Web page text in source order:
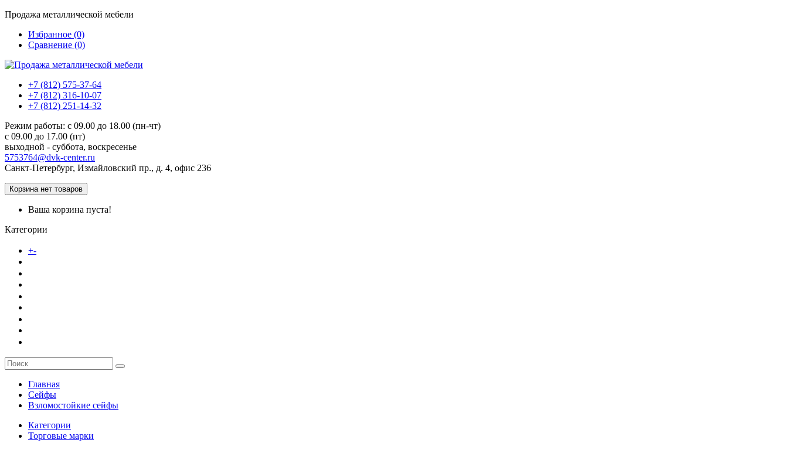
Продажа металлической мебели
Избранное (0)
Сравнение (0)
+7 (812) 575-37-64
+7 (812) 316-10-07
+7 (812) 251-14-32
Режим работы: c 09.00 до 18.00 (пн-чт)
c 09.00 до 17.00 (пт)
выходной - суббота, воскресенье
5753764@dvk-center.ru
Санкт-Петербург, Измайловский пр., д. 4, офис 236
Корзина нет товаров
Ваша корзина пуста!
Категории
+-
Главная
Сейфы
Взломостойкие сейфы
Категории
Торговые марки